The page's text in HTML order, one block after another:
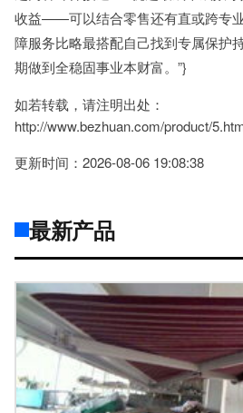
收益——可以结合零售还有直或跨专
障服务比略最搭配自己找到专属保护
期做到全稳固事业本财富。”}
如若转载，请注明出处：
http://www.bezhuan.com/product/
更新时间：2026-08-06 19:08:38
最新产品